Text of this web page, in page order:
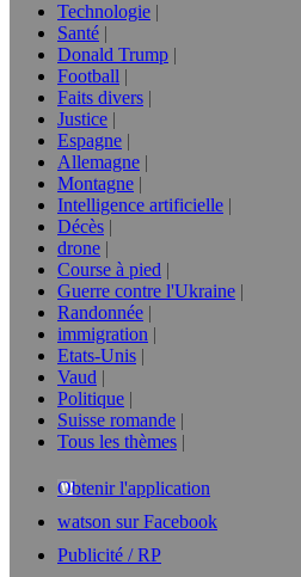
Technologie
Santé
Donald Trump
Football
Faits divers
Justice
Espagne
Allemagne
Montagne
Intelligence artificielle
Décès
drone
Course à pied
Guerre contre l'Ukraine
Randonnée
immigration
Etats-Unis
Vaud
Politique
Suisse romande
Tous les thèmes
Obtenir l'application
watson sur Facebook
Publicité / RP